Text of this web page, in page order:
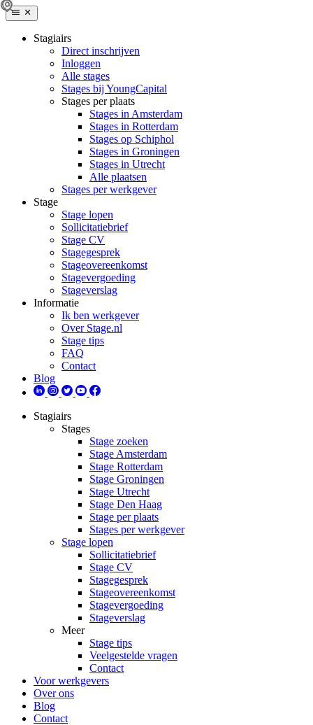
Stagiairs
Direct inschrijven
Inloggen
Alle stages
Stages bij YoungCapital
Stages per plaats
Stages in Amsterdam
Stages in Rotterdam
Stages op Schiphol
Stages in Groningen
Stages in Utrecht
Alle plaatsen
Stages per werkgever
Stage
Stage lopen
Sollicitatiebrief
Stage CV
Stagegesprek
Stageovereenkomst
Stagevergoeding
Stageverslag
Informatie
Ik ben werkgever
Over Stage.nl
Stage tips
FAQ
Contact
Blog
Stagiairs
Stages
Stage zoeken
Stage Amsterdam
Stage Rotterdam
Stage Groningen
Stage Utrecht
Stage Den Haag
Stage per plaats
Stages per werkgever
Stage lopen
Sollicitatiebrief
Stage CV
Stagegesprek
Stageovereenkomst
Stagevergoeding
Stageverslag
Meer
Stage tips
Veelgestelde vragen
Contact
Voor werkgevers
Over ons
Blog
Contact